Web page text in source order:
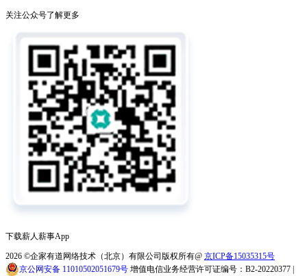
关注公众号了解更多
下载薪人薪事App
2026 ©企家有道网络技术（北京）有限公司版权所有@ 京ICP备15035315号
京公网安备 11010502051679号 增值电信业务经营许可证编号：B2-20220377 |